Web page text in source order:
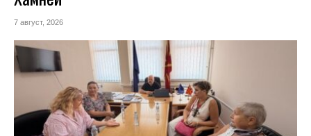
7 август, 2026